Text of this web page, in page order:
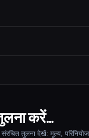
करें…
तुलना देखें: मूल्य,